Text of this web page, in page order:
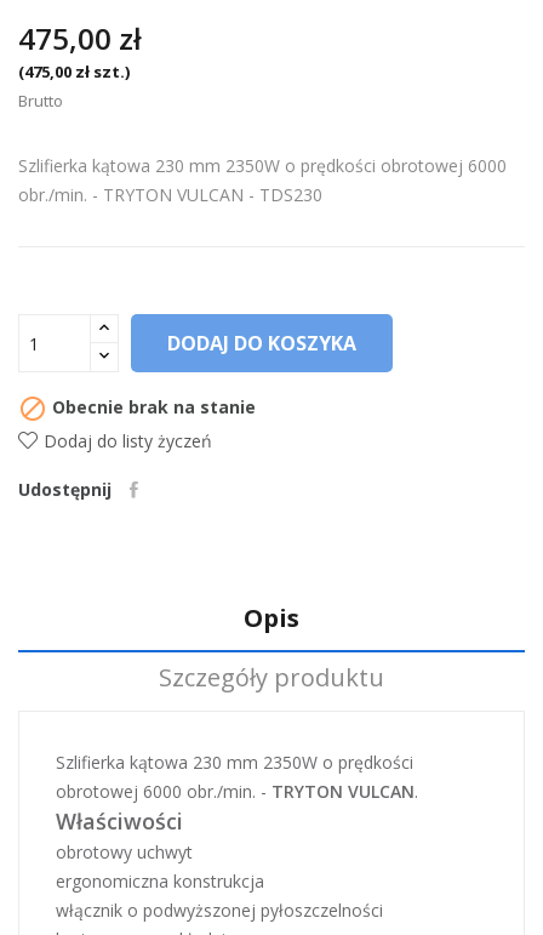
475,00 zł
(475,00 zł szt.)
Brutto
Szlifierka kątowa 230 mm 2350W o prędkości obrotowej 6000
obr./min. - TRYTON VULCAN - TDS230
DODAJ DO KOSZYKA
 Obecnie brak na stanie
Dodaj do listy życzeń
Udostępnij
Opis
Szczegóły produktu
Szlifierka kątowa 230 mm 2350W o prędkości
obrotowej 6000 obr./min. - TRYTON VULCAN.
Właściwości
obrotowy uchwyt
ergonomiczna konstrukcja
włącznik o podwyższonej pyłoszczelności